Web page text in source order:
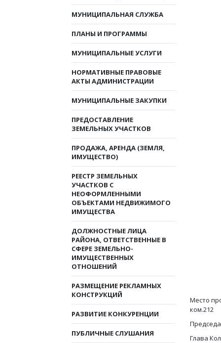
МУНИЦИПАЛЬНАЯ СЛУЖБА
ПЛАНЫ И ПРОГРАММЫ
МУНИЦИПАЛЬНЫЕ УСЛУГИ
НОРМАТИВНЫЕ ПРАВОВЫЕ
АКТЫ АДМИНИСТРАЦИИ
МУНИЦИПАЛЬНЫЕ ЗАКУПКИ
ПРЕДОСТАВЛЕНИЕ
ЗЕМЕЛЬНЫХ УЧАСТКОВ
ПРОДАЖА, АРЕНДА (ЗЕМЛЯ,
ИМУЩЕСТВО)
РЕЕСТР ЗЕМЕЛЬНЫХ
УЧАСТКОВ С
НЕОФОРМЛЕННЫМИ
ОБЪЕКТАМИ НЕДВИЖИМОГО
ИМУЩЕСТВА
ДОЛЖНОСТНЫЕ ЛИЦА
РАЙОНА, ОТВЕТСТВЕННЫЕ В
СФЕРЕ ЗЕМЕЛЬНО-
ИМУЩЕСТВЕННЫХ
ОТНОШЕНИЙ
РАЗМЕЩЕНИЕ РЕКЛАМНЫХ
КОНСТРУКЦИЙ
РАЗВИТИЕ КОНКУРЕНЦИИ
ПУБЛИЧНЫЕ СЛУШАНИЯ
Место
ком.212
Глава